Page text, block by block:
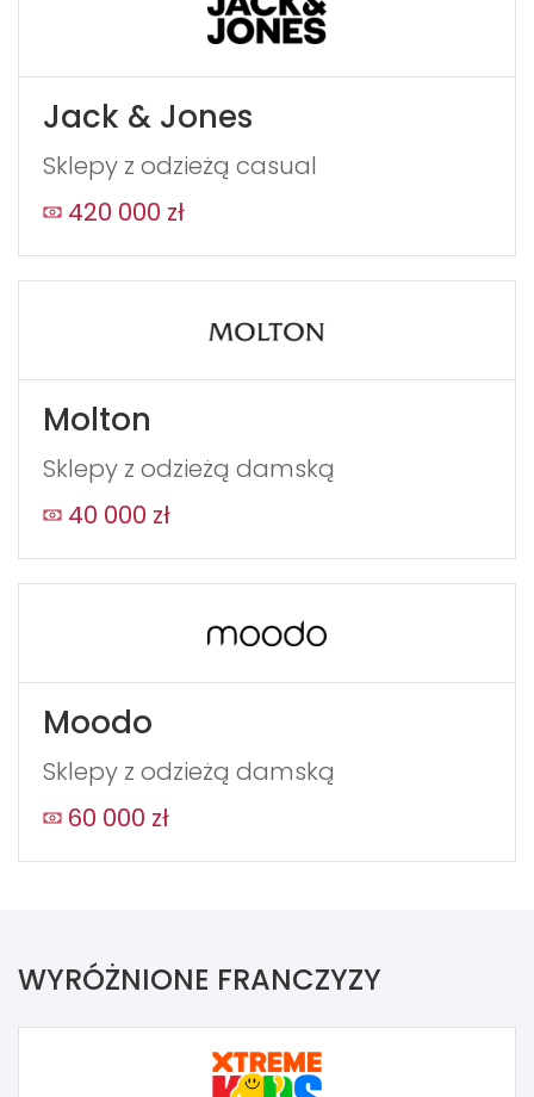
Jack & Jones
Sklepy z odzieżą casual
420 000 zł
Molton
Sklepy z odzieżą damską
40 000 zł
Moodo
Sklepy z odzieżą damską
60 000 zł
WYRÓŻNIONE FRANCZYZY